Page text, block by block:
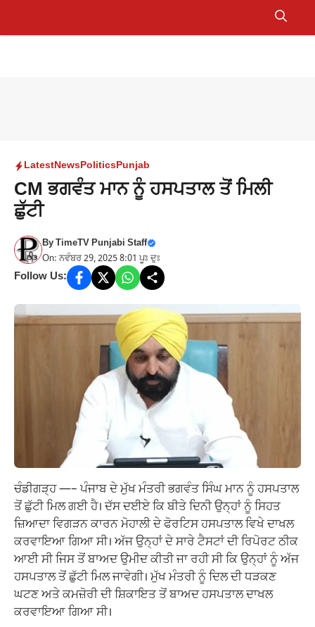
Menu
LatestNewsPoliticsPunjab
CM ਭਗਵੰਤ ਮਾਨ ਨੂੰ ਹਸਪਤਾਲ ਤੋਂ ਮਿਲੀ
ਛੁੱਟੀ
ByTimeTV Punjabi Staff
On: ਨਵੰਬਰ 29, 2025 8:01 ਪੂਃ ਦੁਃ
Follow Us:
ਚੰਡੀਗੜ੍ਹ —– ਪੰਜਾਬ ਦੇ ਮੁੱਖ ਮੰਤਰੀ ਭਗਵੰਤ ਸਿੰਘ ਮਾਨ ਨੂੰ ਹਸਪਤਾਲ
ਤੋਂ ਛੁੱਟੀ ਮਿਲ ਗਈ ਹੈ। ਦੱਸ ਦਈਏ ਕਿ ਬੀਤੇ ਦਿਨੀ ਉਨ੍ਹਾਂ ਨੂੰ ਸਿਹਤ
ਜ਼ਿਆਦਾ ਵਿਗੜਨ ਕਾਰਨ ਮੋਹਾਲੀ ਦੇ ਫੋਰਟਿਸ ਹਸਪਤਾਲ ਵਿਖੇ ਦਾਖਲ
ਕਰਵਾਇਆ ਗਿਆ ਸੀ। ਅੱਜ ਉਨ੍ਹਾਂ ਦੇ ਸਾਰੇ ਟੈਸਟਾਂ ਦੀ ਰਿਪੋਰਟ ਠੀਕ
ਆਈ ਸੀ ਜਿਸ ਤੋਂ ਬਾਅਦ ਉਮੀਦ ਕੀਤੀ ਜਾ ਰਹੀ ਸੀ ਕਿ ਉਨ੍ਹਾਂ ਨੂੰ ਅੱਜ
ਹਸਪਤਾਲ ਤੋਂ ਛੁੱਟੀ ਮਿਲ ਜਾਵੇਗੀ। ਮੁੱਖ ਮੰਤਰੀ ਨੂੰ ਦਿਲ ਦੀ ਧੜਕਣ
ਘਟਣ ਅਤੇ ਕਮਜ਼ੋਰੀ ਦੀ ਸ਼ਿਕਾਇਤ ਤੋਂ ਬਾਅਦ ਹਸਪਤਾਲ ਦਾਖਲ
ਕਰਵਾਇਆ ਗਿਆ ਸੀ।